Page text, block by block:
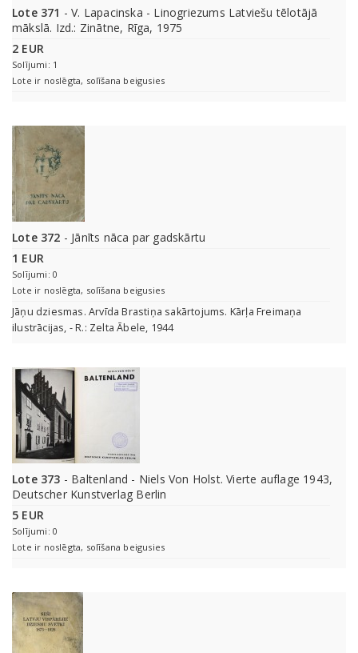
Lote 371 - V. Lapacinska - Linogriezums Latviešu tēlotājā
mākslā. Izd.: Zinātne, Rīga, 1975
2 EUR
Solījumi: 1
Lote ir noslēgta, solīšana beigusies
Lote 372 - Jānīts nāca par gadskārtu
1 EUR
Solījumi: 0
Lote ir noslēgta, solīšana beigusies
Jāņu dziesmas. Arvīda Brastiņa sakārtojums. Kārļa Freimaņa
ilustrācijas, - R.: Zelta Ābele, 1944
Lote 373 - Baltenland - Niels Von Holst. Vierte auflage 1943,
Deutscher Kunstverlag Berlin
5 EUR
Solījumi: 0
Lote ir noslēgta, solīšana beigusies